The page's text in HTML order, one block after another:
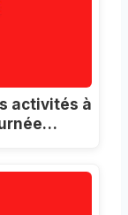
activités à